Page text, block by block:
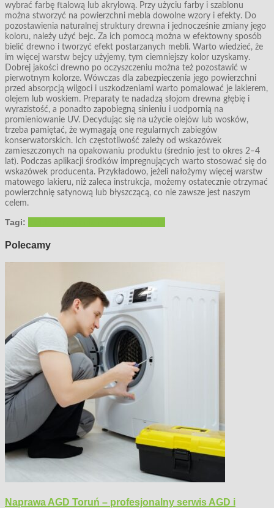
wybrać farbę ftalową lub akrylową. Przy użyciu farby i szablonu
można stworzyć na powierzchni mebla dowolne wzory i efekty. Do
pozostawienia naturalnej struktury drewna i jednocześnie zmiany jego
koloru, należy użyć bejc. Za ich pomocą można w efektowny sposób
bielić drewno i tworzyć efekt postarzanych mebli. Warto wiedzieć, że
im więcej warstw bejcy użyjemy, tym ciemniejszy kolor uzyskamy.
Dobrej jakości drewno po oczyszczeniu można też pozostawić w
pierwotnym kolorze. Wówczas dla zabezpieczenia jego powierzchni
przed absorpcją wilgoci i uszkodzeniami warto pomalować je lakierem,
olejem lub woskiem. Preparaty te nadadzą słojom drewna głębię i
wyrazistość, a ponadto zapobiegną sinieniu i uodpornią na
promieniowanie UV. Decydując się na użycie olejów lub wosków,
trzeba pamiętać, że wymagają one regularnych zabiegów
konserwatorskich. Ich częstotliwość zależy od wskazówek
zamieszczonych na opakowaniu produktu (średnio jest to okres 2‒4
lat). Podczas aplikacji środków impregnujących warto stosować się do
wskazówek producenta. Przykładowo, jeżeli nałożymy więcej warstw
matowego lakieru, niż zaleca instrukcja, możemy ostatecznie otrzymać
powierzchnię satynową lub błyszczącą, co nie zawsze jest naszym
celem.
Tagi:
Polecamy
Naprawa AGD Toruń – profesjonalny serwis AGD i